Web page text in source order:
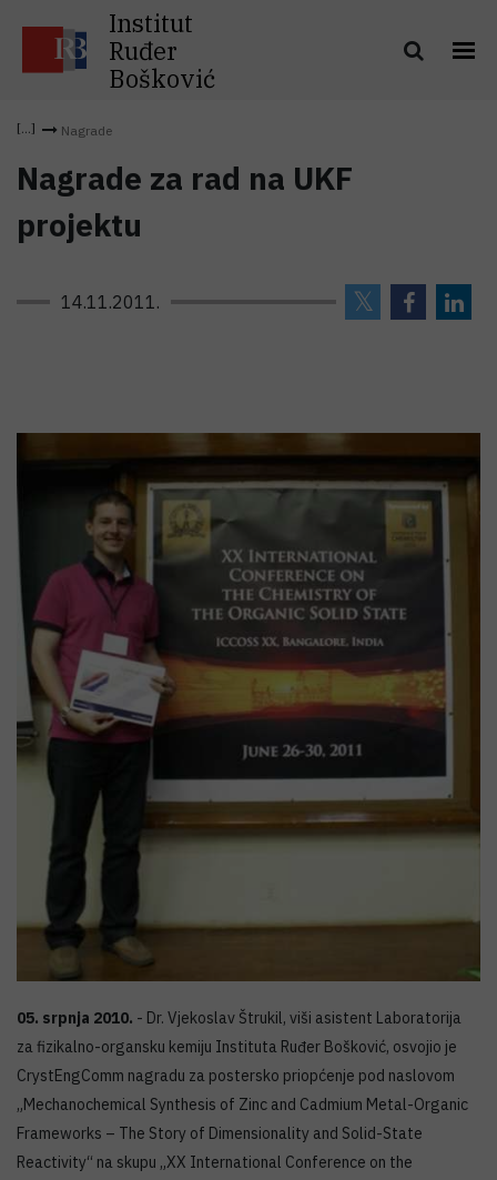
Institut
Ruđer
Bošković
Nagrade
Nagrade za rad na UKF
projektu
14.11.2011.
05. srpnja 2010. - Dr. Vjekoslav Štrukil, viši asistent Laboratorija
za fizikalno-organsku kemiju Instituta Ruđer Bošković, osvojio je
CrystEngComm nagradu za postersko priopćenje pod naslovom
„Mechanochemical Synthesis of Zinc and Cadmium Metal-Organic
Frameworks – The Story of Dimensionality and Solid-State
Reactivity“ na skupu „XX International Conference on the